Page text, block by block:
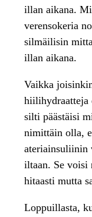
illan aikana.
verensokeria
silmäilisin
illan aikana.
Vaikka
hiilihydraatteja
silti päästäisi
nimittäin olla,
ateriainsuliinin
iltaan. Se voisi
hitaasti mutta
Loppuillasta,